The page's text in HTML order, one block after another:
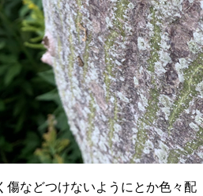
傷などつけないようにとか色々配